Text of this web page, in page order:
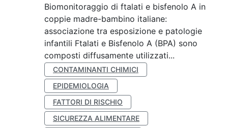
Biomonitoraggio di ftalati e bisfenolo A in
coppie madre-bambino italiane:
associazione tra esposizione e patologie
infantili Ftalati e Bisfenolo A (BPA) sono
composti diffusamente utilizzati...
CONTAMINANTI CHIMICI
EPIDEMIOLOGIA
FATTORI DI RISCHIO
SICUREZZA ALIMENTARE